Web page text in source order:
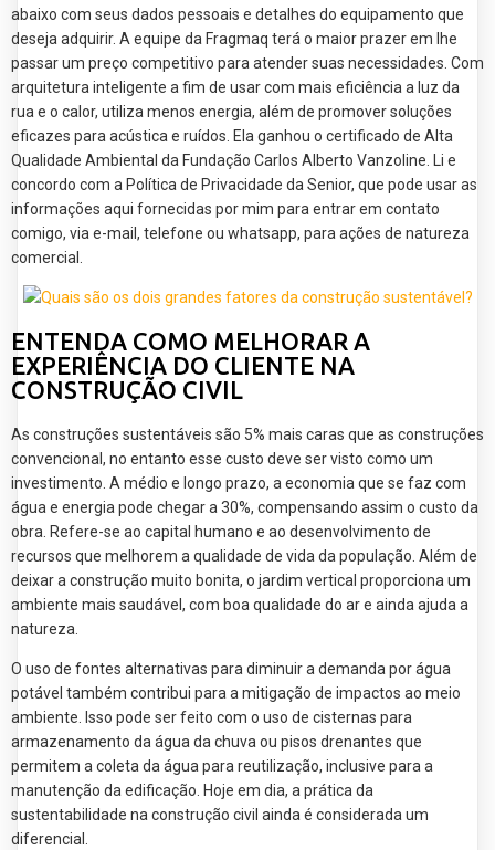
abaixo com seus dados pessoais e detalhes do equipamento que
deseja adquirir. A equipe da Fragmaq terá o maior prazer em lhe
passar um preço competitivo para atender suas necessidades. Com
arquitetura inteligente a fim de usar com mais eficiência a luz da
rua e o calor, utiliza menos energia, além de promover soluções
eficazes para acústica e ruídos. Ela ganhou o certificado de Alta
Qualidade Ambiental da Fundação Carlos Alberto Vanzoline. Li e
concordo com a Política de Privacidade da Senior, que pode usar as
informações aqui fornecidas por mim para entrar em contato
comigo, via e-mail, telefone ou whatsapp, para ações de natureza
comercial.
ENTENDA COMO MELHORAR A
EXPERIÊNCIA DO CLIENTE NA
CONSTRUÇÃO CIVIL
As construções sustentáveis são 5% mais caras que as construções
convencional, no entanto esse custo deve ser visto como um
investimento. A médio e longo prazo, a economia que se faz com
água e energia pode chegar a 30%, compensando assim o custo da
obra. Refere-se ao capital humano e ao desenvolvimento de
recursos que melhorem a qualidade de vida da população. Além de
deixar a construção muito bonita, o jardim vertical proporciona um
ambiente mais saudável, com boa qualidade do ar e ainda ajuda a
natureza.
O uso de fontes alternativas para diminuir a demanda por água
potável também contribui para a mitigação de impactos ao meio
ambiente. Isso pode ser feito com o uso de cisternas para
armazenamento da água da chuva ou pisos drenantes que
permitem a coleta da água para reutilização, inclusive para a
manutenção da edificação. Hoje em dia, a prática da
sustentabilidade na construção civil ainda é considerada um
diferencial.